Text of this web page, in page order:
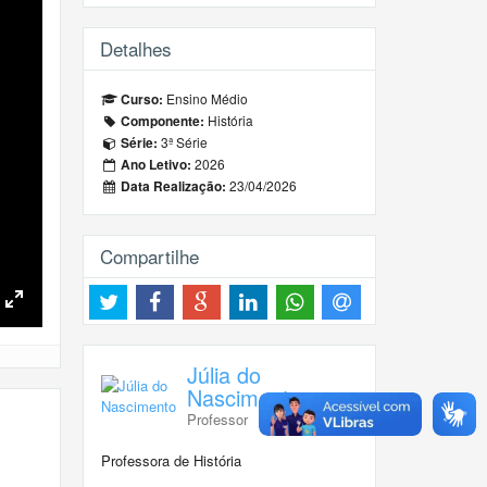
Fullscreen
Detalhes
Curso: Ensino Médio
Componente: História
Série: 3ª Série
Ano Letivo: 2026
Data Realização: 23/04/2026
Compartilhe
Júlia do
Nascimento
Professor
Professora de História